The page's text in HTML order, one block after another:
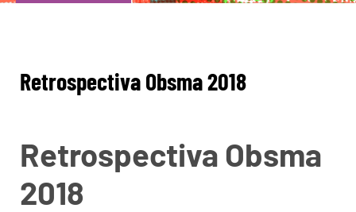
Retrospectiva Obsma 2018
Retrospectiva Obsma
2018